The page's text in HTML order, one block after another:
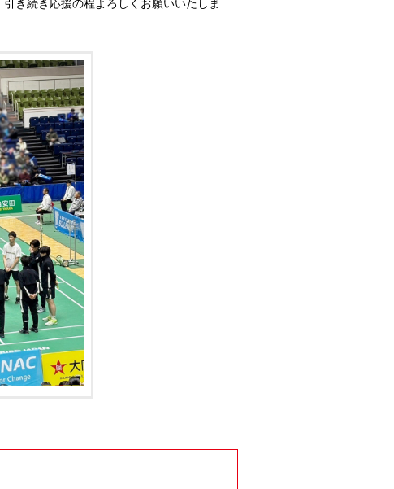
き続き応援の程よろしくお願いいたしま